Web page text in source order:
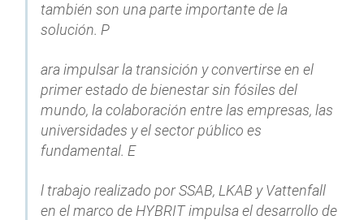
también son una parte importante de la
solución. P
ara impulsar la transición y convertirse en el
primer estado de bienestar sin fósiles del
mundo, la colaboración entre las empresas, las
universidades y el sector público es
fundamental. E
l trabajo realizado por SSAB, LKAB y Vattenfall
en el marco de HYBRIT impulsa el desarrollo de